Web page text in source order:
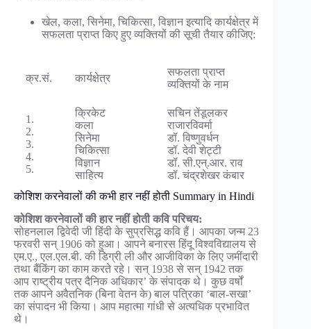
खेल, कला, सिनेमा, चिकित्सा, विज्ञान इत्यादि कार्यक्षेत्र में
सफलता प्राप्त किए हुए व्यक्तियों की सूची तैयार कीजिए:
क्र.सं. कार्यक्षेत्र
सफलता प्राप्त
व्यक्तियों के नाम
1.
2.
3.
4.
5.
क्रिकेट
कला
सिनेमा
चिकित्सा
विज्ञान
साहित्य
सचिन तेंडूलकर
राजारविवर्मा
डॉ. विष्णुवर्धन
डॉ. देवी शेट्टी
डॉ. सी.एन्.आर. राव
डॉ. चंद्रशेखर कंबार
कोशिश करनेवालों की कभी हार नहीं होती Summary in Hindi
कोशिश करनेवालों की हार नहीं होती कवि परिचय:
सोहनलाल द्विवेदी जी हिंदी के सुप्रसिद्ध कवि हैं। आपका जन्म 23
फरवरी सन् 1906 को हुआ। आपने बनारस हिंदू विश्वविद्यालय से
एम.ए., एल.एल.बी. की डिग्री ली और आजीविका के लिए जमींदारी
तथा बैंकिंग का काम करते रहे। सन् 1938 से सन् 1942 तक
आप राष्ट्रीय पत्र दैनिक अधिकार’ के संपादक थे। कुछ वर्षों
तक आपने अवैतनिक (बिना वेतन के) बाल पत्रिका ‘बाल-सखा’
का संपादन भी किया। आप महात्मा गांधी से अत्यधिक प्रभावित
थे।